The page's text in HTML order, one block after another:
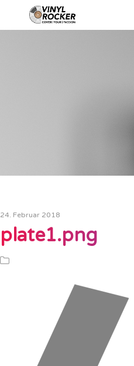
24. Februar 2018
plate1.png